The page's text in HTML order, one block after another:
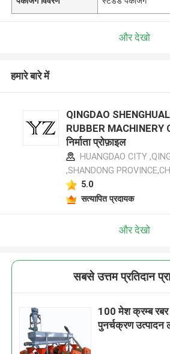
और देखो
हमारे बारे में
QINGDAO
RUBBER MACHINERY
निर्माता प्रोफ़ाइल
HUANGDAO CITY
,SHANDONG
5.0
सत्यापित प्रदायक
और देखो
सबसे उत्तम प्रतिदान
100 मेश क्रम्ब रबर
पुनर्चक्रण उत्पादन